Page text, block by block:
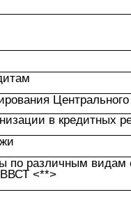
в кредитных
по различным видам
ВВСТ <**>